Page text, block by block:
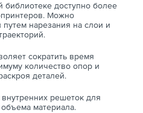
доступно более
Можно
путем нарезания на слои и
сократить время
количество опор и
деталей.
решеток для
материала.